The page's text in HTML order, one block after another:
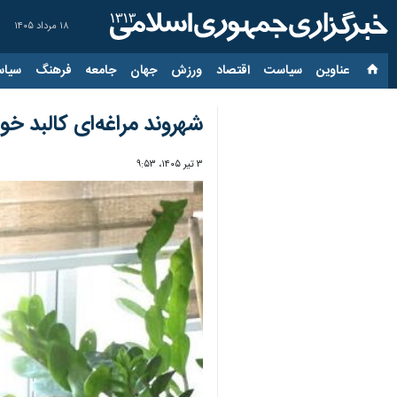
۱۸ مرداد ۱۴۰۵
عناوین‌ سیاست اقتصاد ورزش جهان جامعه فرهنگ
شهروند مراغه‌ای کالبد
۳ تیر ۱۴۰۵، ۹:۵۳